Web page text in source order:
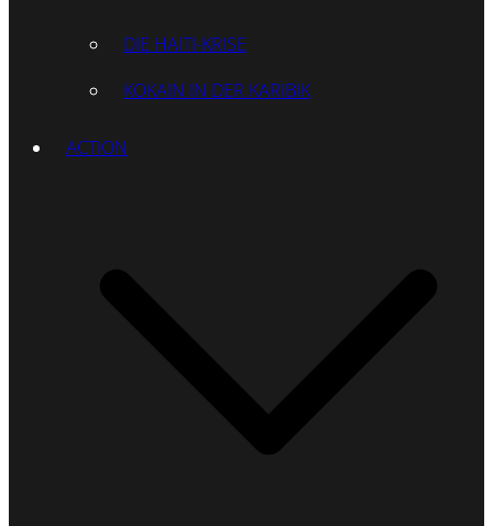
DIE HAITI-KRISE
KOKAIN IN DER KARIBIK
ACTION